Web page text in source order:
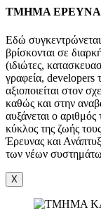
TMHMA
Εδώ
βρίσκονται σε
(ιδιώτες,
γραφεία, developers
αξιοποιείται στον
καθώς και στην
αυξάνεται ο
κύκλος της ζωής
Έρευνας και
των νέων
X